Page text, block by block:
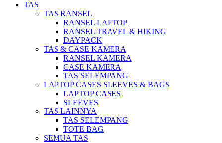
TAS
TAS RANSEL
RANSEL LAPTOP
RANSEL TRAVEL & HIKING
DAYPACK
TAS & CASE KAMERA
RANSEL KAMERA
CASE KAMERA
TAS SELEMPANG
LAPTOP CASES SLEEVES & BAGS
LAPTOP CASES
SLEEVES
TAS LAINNYA
TAS SELEMPANG
TOTE BAG
SEMUA TAS